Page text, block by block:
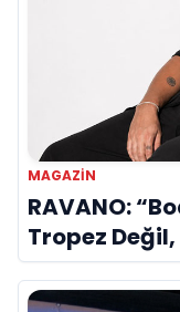
MAGAZIN
RAVANO:
Tropez Değil,
Referans”